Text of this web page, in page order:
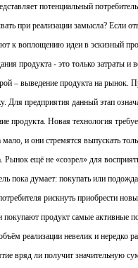
потенциальный
при реализации замысла? Если
к воплощению идеи в эскизный
продукта - это только затраты
– выведение продукта на рынок.
Для предприятия данный этап
продукта. Новая технология
мало, и они стремятся выпускать
Рынок ещё не «созрел» для
пока думает: покупать или
рискнуть приобрести
продукт самые активные
реализации невелик и нередко
вряд ли получит значительную